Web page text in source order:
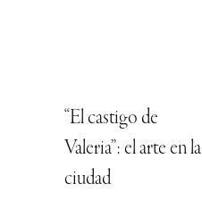
“El castigo de
Valeria”: el arte en la
ciudad